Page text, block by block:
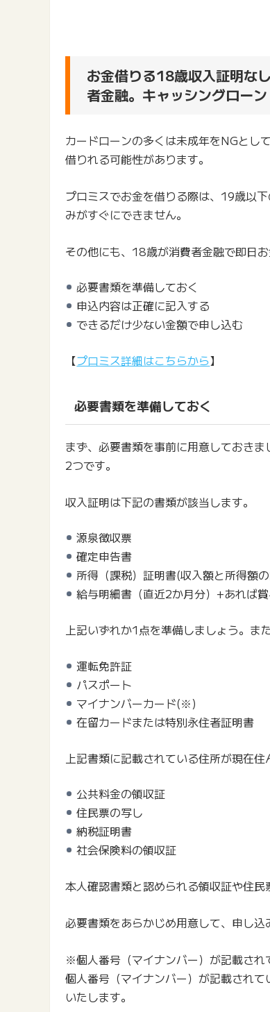
お金借りる18歳収入証明な
者金融。キャッシングローン
カードローンの多くは未成年をNGとし
借りれる可能性があります。
プロミスでお金を借りる際は、19歳以
みがすぐにできません。
その他にも、18歳が消費者金融で即日
必要書類を準備しておく
申込内容は正確に記入する
できるだけ少ない金額で申し込む
【プロミス詳細はこちらから】
必要書類を準備しておく
まず、必要書類を事前に用意しておき
2つです。
収入証明は下記の書類が該当します。
源泉徴収票
確定申告書
所得（課税）証明書(収入額と所得額
給与明細書（直近2か月分）+あれば賞
上記いずれか1点を準備しましょう。ま
運転免許証
パスポート
マイナンバーカード(※)
在留カードまたは特別永住者証明書
上記書類に記載されている住所が現在
公共料金の領収証
住民票の写し
納税証明書
社会保険料の領収証
本人確認書類と認められる領収証や住
必要書類をあらかじめ用意して、申し込
※個人番号（マイナンバー）が記載され
個人番号（マイナンバー）が記載され
いたします。